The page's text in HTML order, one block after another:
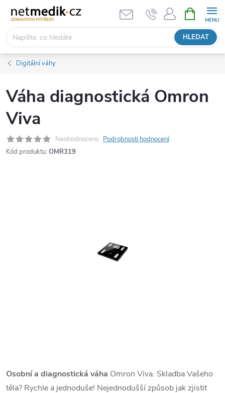
obsah
HLEDAT
NÁKUPNÍ
KOŠÍK
Digitální váhy
Váha diagnostická Omron
Viva
Neohodnoceno Podrobnosti hodnocení
Kód produktu: OMR319
Osobní a diagnostická váha Omron Viva. Skladba Vašeho
těla? Rychle a jednoduše! Nejednodušší způsob jak zjistit